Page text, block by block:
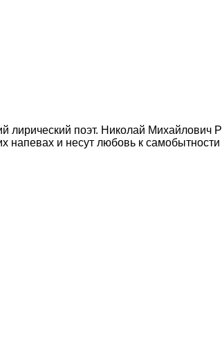
поэт. Николай Михайлович
и несут любовь к самобытности